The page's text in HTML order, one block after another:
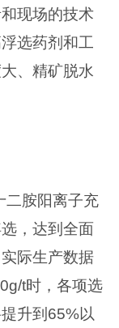
现场的技术
选药剂和工
、精矿脱水
二胺阳离子充
，达到全面
际生产数据
t时，各项选
升到65%以